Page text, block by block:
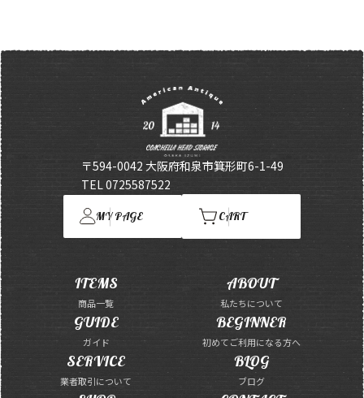
〒594-0042 大阪府和泉市箕形町6-1-49
TEL 0725587522
MY PAGE CART
ITEMS
商品一覧
ABOUT
私たちについて
GUIDE
ガイド
BEGINNER
初めてご利用になる方へ
SERVICE
業者取引について
BLOG
ブログ